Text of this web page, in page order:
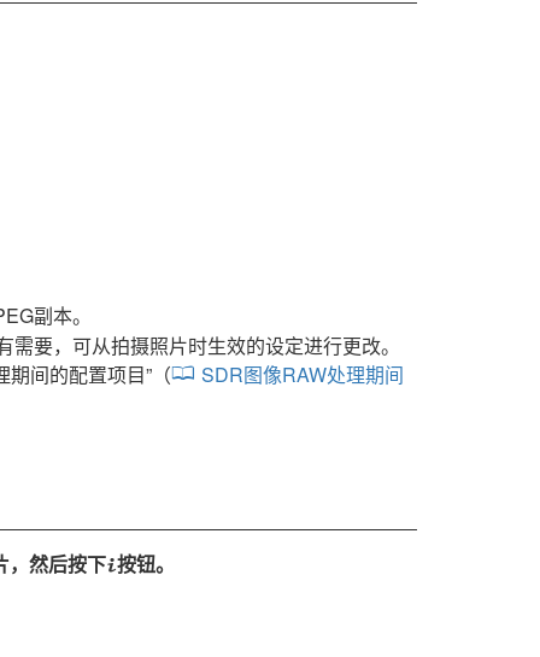
副本。
要，可从拍摄照片时生效的设定进行更改。
期间的配置项目”（
SDR图像RAW处理期间
，然后按下i按钮。